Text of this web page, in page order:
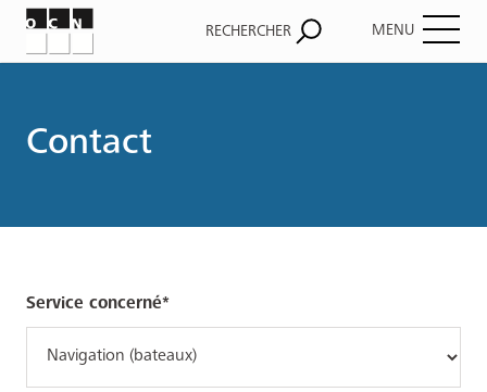
d'Ariane
Contact
Service concerné
RECHERCHER MENU